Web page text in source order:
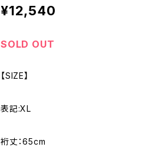
¥12,540
SOLD OUT
【SIZE】
表記:XL
裄丈：65cm